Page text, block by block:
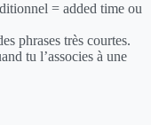
= added time ou
phrases très courtes.
tu l’associes à une